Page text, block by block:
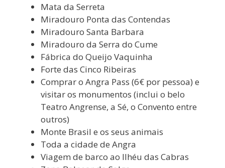
Mata da Serreta
Miradouro Ponta das Contendas
Miradouro Santa Barbara
Miradouro da Serra do Cume
Fábrica do Queijo Vaquinha
Forte das Cinco Ribeiras
Comprar o Angra Pass (6€ por pessoa) e
visitar os monumentos (inclui o belo
Teatro Angrense, a Sé, o Convento entre
outros)
Monte Brasil e os seus animais
Toda a cidade de Angra
Viagem de barco ao Ilhéu das Cabras